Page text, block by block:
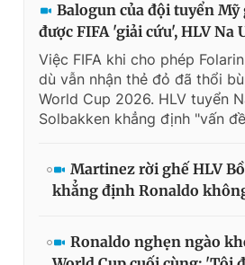
Balogun của đội tuyển
được FIFA 'giải cứu', HLV Na
Việc FIFA khi cho phép
dù vẫn nhận thẻ đỏ đã thổi
World Cup 2026. HLV tuyển
Solbakken khẳng định "vấn
Martinez rời ghế HLV
khẳng định Ronaldo
Ronaldo nghẹn ngào